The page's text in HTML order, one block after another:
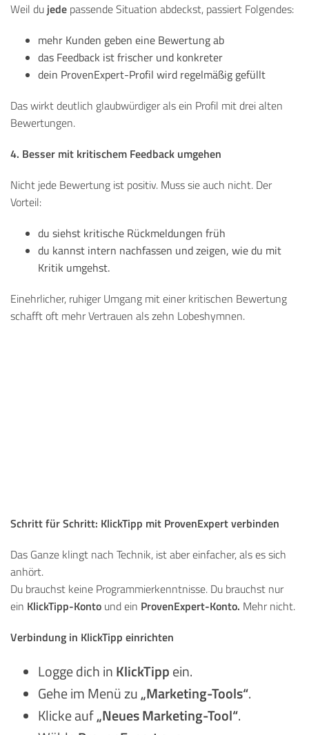
Weil du jede passende Situation abdeckst, passiert Folgendes:
mehr Kunden geben eine Bewertung ab
das Feedback ist frischer und konkreter
dein ProvenExpert-Profil wird regelmäßig gefüllt
Das wirkt deutlich glaubwürdiger als ein Profil mit drei alten
Bewertungen.
4. Besser mit kritischem Feedback umgehen
Nicht jede Bewertung ist positiv. Muss sie auch nicht. Der
Vorteil:
du siehst kritische Rückmeldungen früh
du kannst intern nachfassen und zeigen, wie du mit
Kritik umgehst.
Einehrlicher, ruhiger Umgang mit einer kritischen Bewertung
schafft oft mehr Vertrauen als zehn Lobeshymnen.
Schritt für Schritt: KlickTipp mit ProvenExpert verbinden
Das Ganze klingt nach Technik, ist aber einfacher, als es sich
anhört.
Du brauchst keine Programmierkenntnisse. Du brauchst nur
ein KlickTipp-Konto und ein ProvenExpert-Konto. Mehr nicht.
Verbindung in KlickTipp einrichten
Logge dich in KlickTipp ein.
Gehe im Menü zu „Marketing-Tools“.
Klicke auf„Neues Marketing-Tool“.